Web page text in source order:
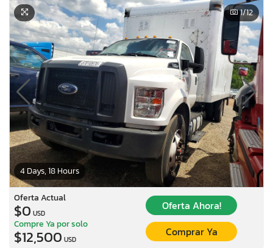
4 Days, 18 Hours
1/12
Oferta Actual
$0 USD
Oferta Ahora!
Compre Ya por solo
$12,500 USD
Comprar Ya